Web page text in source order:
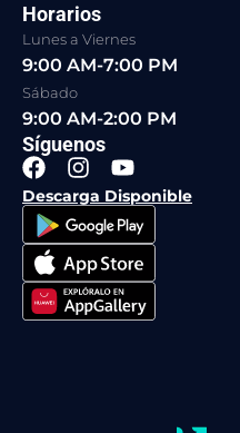
Horarios
Lunes a Viernes
9:00 AM-7:00 PM
Sábado
9:00 AM-2:00 PM
Síguenos
F
a
c
e
b
o
o
k
I
n
s
t
a
g
r
a
Y
o
u
t
u
b
e
Descarga Disponible